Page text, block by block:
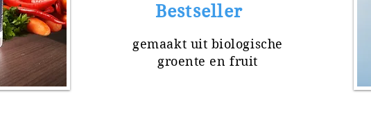
​ Bestseller
gemaakt uit biologische
groente en fruit